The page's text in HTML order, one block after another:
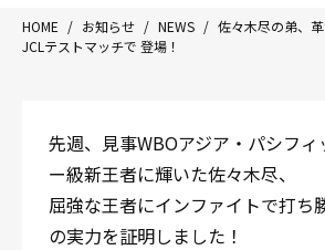
〒192-0072 東京都八王子市南町3-8
Tel/Fax：042-622-
営業時間：月〜土 14:00〜22:00 / 日・
入会案内
見学・1日体験
サポ
HOME / お知らせ / NEWS / 佐々木尽の弟、
JCLテストマッチで 登場！
先週、見事WBOアジア・パシフィ
ー級新王者に輝いた佐々木尽、
屈強な王者にインファイトで打ち
の実力を証明しました！